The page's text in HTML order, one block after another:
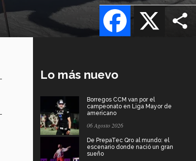
X
Facebook
Lo más nuevo
Borregos CCM van por el
campeonato en Liga Mayor de
americano
06 Agosto 2026
De PrepaTec Qro al mundo: el
escenario donde nació un gran
sueño